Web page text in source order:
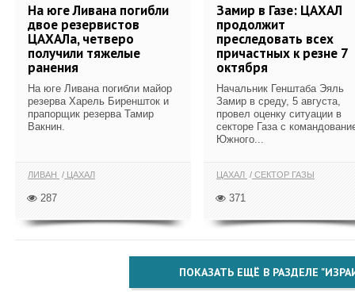
На юге Ливана погибли
двое резервистов
ЦАХАЛа, четверо
получили тяжелые
ранения
На юге Ливана погибли майор
резерва Харель Биреншток и
прапорщик резерва Тамир
Вакнин.
ЛИВАН ЦАХАЛ
287
Замир в Газе: ЦАХАЛ
продолжит
преследовать всех
причастных к резне 7
октября
Начальник Генштаба Эяль
Замир в среду, 5 августа,
провел оценку ситуации в
секторе Газа с
Южного...
ЦАХАЛ СЕКТОР ГАЗЫ
371
ПОКАЗАТЬ ЕЩЁ В РАЗДЕЛЕ